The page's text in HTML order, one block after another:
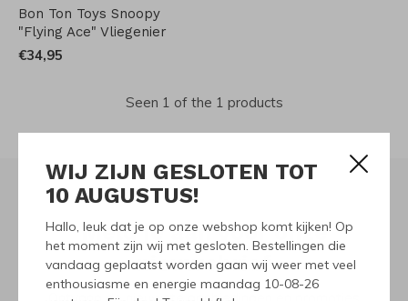
WIJ ZIJN GESLOTEN TOT
10 AUGUSTUS!
Hallo, leuk dat je op onze webshop komt kijken! Op
het moment zijn wij met gesloten. Bestellingen die
vandaag geplaatst worden gaan wij weer met veel
enthousiasme en energie maandag 10-08-26
Bon Ton Toys Snoopy
"Flying Ace" Vliegenier
€34,95
Seen 1 of the 1 products
Meld je aan voor onze
nieuwsbrief